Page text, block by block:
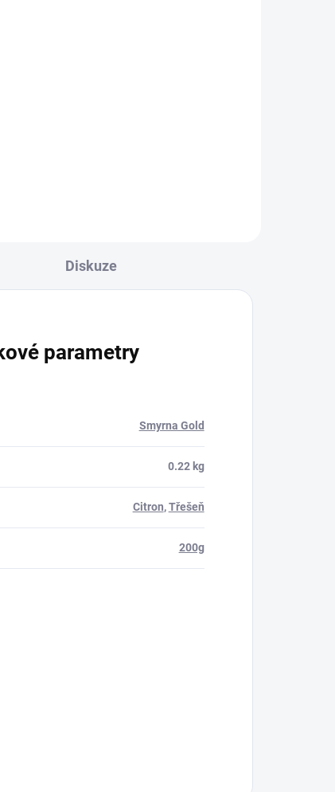
Diskuze
parametry
Smyrna Gold
0.22 kg
Citron,Třešeň
200g